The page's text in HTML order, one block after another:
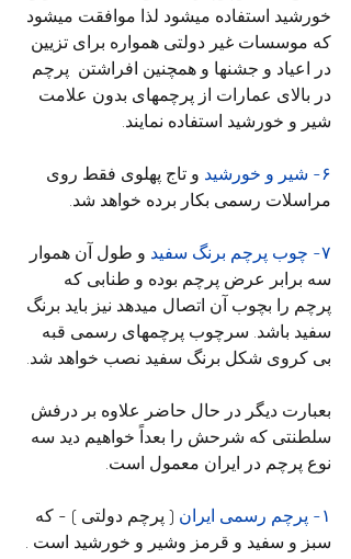
خورشید استفاده میشود لذا موافقت میشود
که موسسات غیر دولتی همواره برای تزیین
در اعیاد و جشنها و همچنین افراشتن  پرچم
در بالای عمارات از پرچمهای بدون علامت
شیر و خورشید استفاده نمایند.
۶- شیر و خورشید
و تاج پهلوی فقط روی
مراسلات رسمی بکار برده خواهد شد.
۷- چوب پرچم برنگ سفید
و طول آن هموار
سه برابر عرض پرچم بوده و طنابی که
پرچم را بچوب آن اتصال میدهد نیز باید برنگ
سفید باشد. سرچوب پرچمهای رسمی قبه
بی کروی شکل برنگ سفید نصب خواهد شد.
بعبارت دیگر در حال حاضر علاوه بر درفش
سلطنتی که شرحش را بعداً خواهیم دید سه
نوع پرچم در ایران معمول است.
۱- پرچم رسمی ایران
( پرچم دولتی ) - که
سبز و سفید و قرمز وشیر و خورشید است .